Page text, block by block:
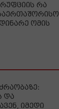
რა
ომის
და
იმედი